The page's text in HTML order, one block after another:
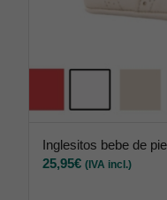
Inglesitos bebe de
25,95€ (IVA incl.)